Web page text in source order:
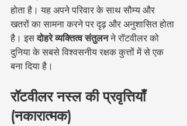
होता है। यह अपने परिवार के साथ सौम्य और
खतरों का सामना करने पर दृढ़ और अनुशासित होता
है। इस दोहरे व्यक्तित्व संतुलन ने रॉटवीलर को
दुनिया के सबसे विश्वसनीय रक्षक कुत्तों में से एक
बना दिया है।
रॉटवीलर नस्ल की प्रवृत्तियाँ
(नकारात्मक)